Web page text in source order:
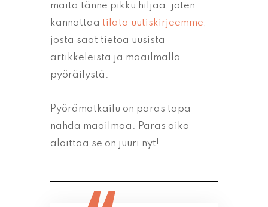
maita tänne pikku hiljaa, joten
kannattaa tilata uutiskirjeemme,
josta saat tietoa uusista
artikkeleista ja maailmalla
pyöräilystä.
Pyörämatkailu on paras tapa
nähdä maailmaa. Paras aika
aloittaa se on juuri nyt!